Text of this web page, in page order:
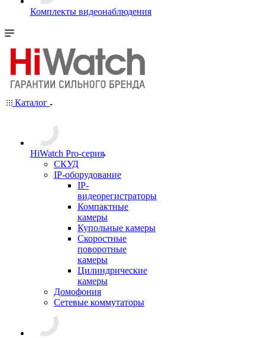
Комплекты видеонаблюдения
Каталог
HiWatch Pro-серия
CКУД
IP-оборудование
IP-
видеорегистраторы
Компактные
камеры
Купольные камеры
Скоростные
поворотные
камеры
Цилиндрические
камеры
Домофония
Сетевые коммутаторы